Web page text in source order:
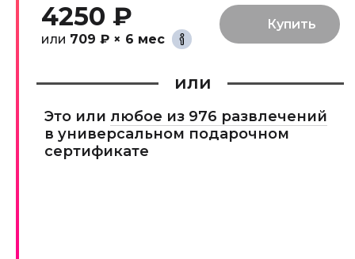
4250 ₽
или 709 ₽ × 6 мес
или
Это или любое из 976 развлечений
в универсальном подарочном
сертификате